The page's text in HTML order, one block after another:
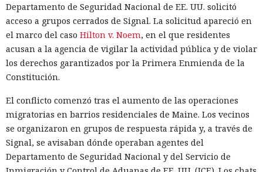
Departamento de Seguridad Nacional de EE. UU. solicitó
acceso a grupos cerrados de Signal. La solicitud apareció en
el marco del caso Hilton v. Noem, en el que residentes
acusan a la agencia de vigilar la actividad pública y de violar
los derechos garantizados por la Primera Enmienda de la
Constitución.
El conflicto comenzó tras el aumento de las operaciones
migratorias en barrios residenciales de Maine. Los vecinos
se organizaron en grupos de respuesta rápida y, a través de
Signal, se avisaban dónde operaban agentes del
Departamento de Seguridad Nacional y del Servicio de